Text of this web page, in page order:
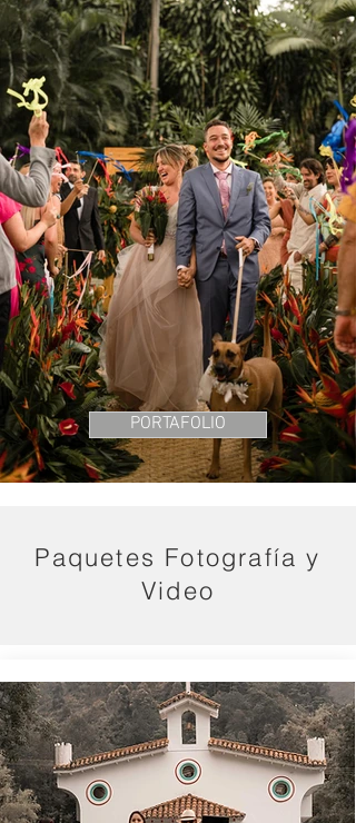
PORTAFOLIO
Paquetes Fotografía y
Video